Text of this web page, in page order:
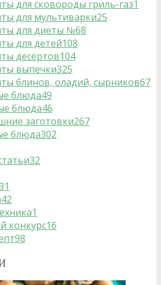
для сковороды гриль-газ1
для мультиварки25
для диеты №68
для детей108
десертов104
выпечки325
блинов, оладий, сырников67
блюда49
блюда46
заготовки267
блюда302
32
42
1
конкурс16
98